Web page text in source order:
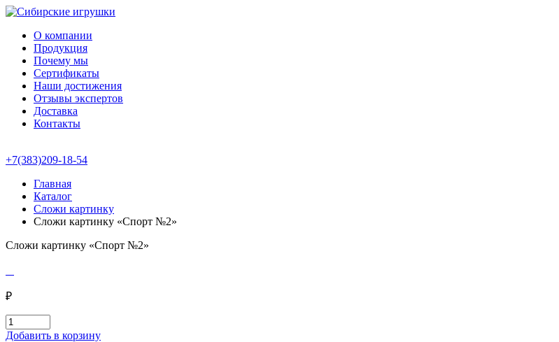
О компании
Продукция
Почему мы
Сертификаты
Наши достижения
Отзывы экспертов
Доставка
Контакты
+7(383)209-18-54
Главная
Каталог
Сложи картинку
Сложи картинку «Спорт №2»
Сложи картинку «Спорт №2»
₽
Добавить в корзину